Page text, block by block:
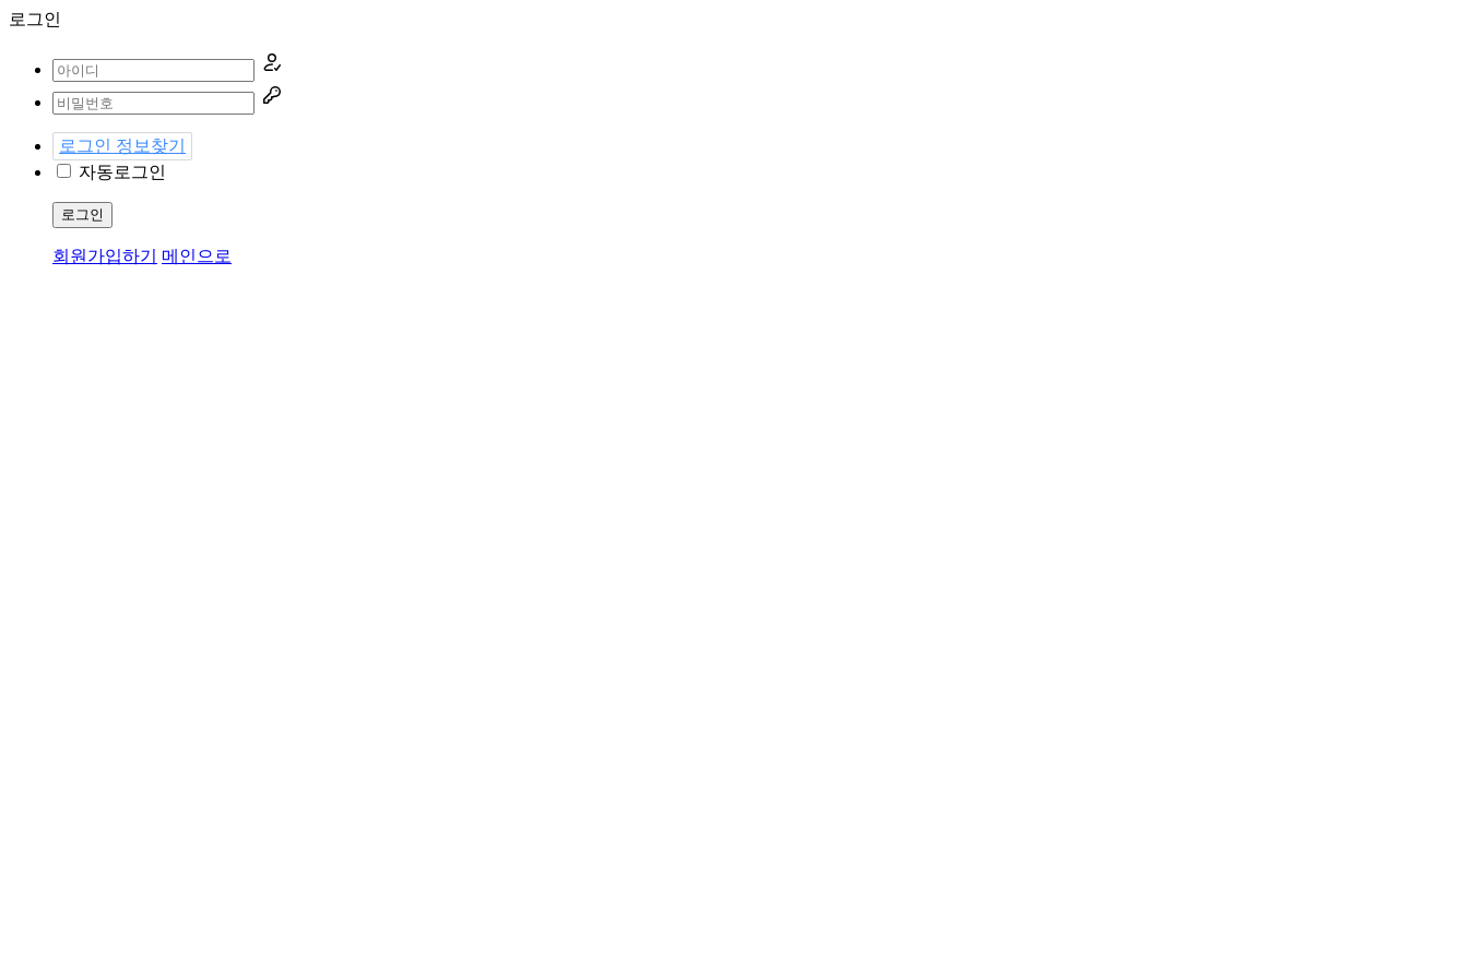
로그인
로그인 정보찾기
자동로그인
로그인
회원가입하기 메인으로